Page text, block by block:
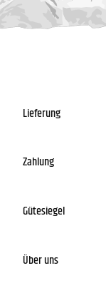
Lieferung
Zahlung
Gütesiegel
Über uns